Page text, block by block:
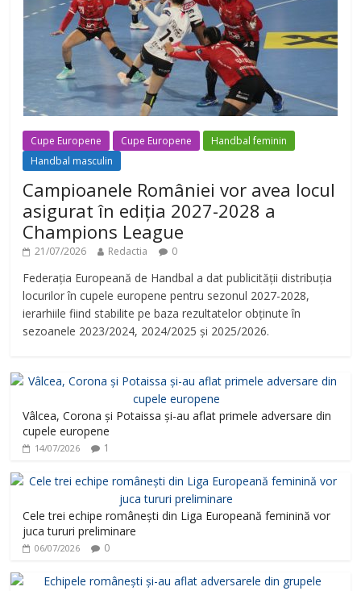
Cupe Europene Cupe Europene
Handbal feminin
Handbal masculin
Campioanele României vor avea locul
asigurat în ediția 2027-2028 a
Champions League
21/07/2026 Redactia 0
Federația Europeană de Handbal a dat publicității distribuția
locurilor în cupele europene pentru sezonul 2027-2028,
ierarhiile fiind stabilite pe baza rezultatelor obținute în
sezoanele 2023/2024, 2024/2025 și 2025/2026.
Vâlcea, Corona și Potaissa și-au aflat primele adversare din
cupele europene
14/07/2026 1
Cele trei echipe românești din Liga Europeană feminină vor
juca tururi preliminare
06/07/2026 0